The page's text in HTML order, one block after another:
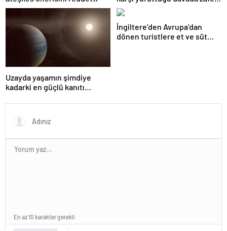
kazandı
Uzayda yaşamın şimdiye
kadarki en güçlü kanıtı
İngiltere’den Avrupa’dan
dönen turistlere et ve süt
En az 10 karakter gerekli